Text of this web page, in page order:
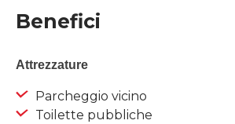
Benefici
Attrezzature
Parcheggio vicino
Toilette pubbliche